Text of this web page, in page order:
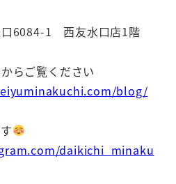
口6084-1 西友水口店1階
らご覧ください
blog/
daikichi_minaku